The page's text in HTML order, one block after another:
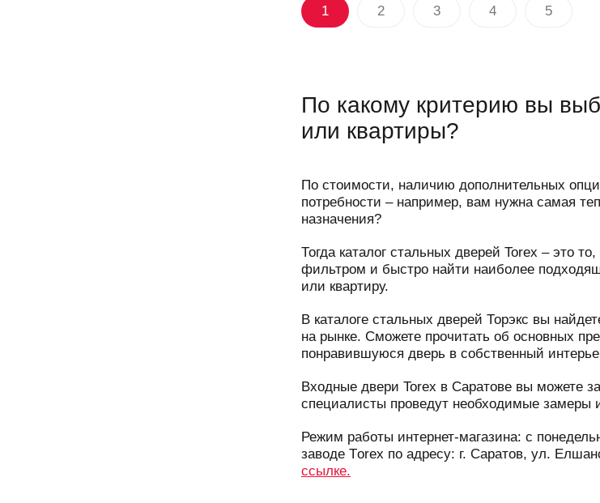
1 2 3 4 5
По какому критерию вы
или квартиры?
По стоимости, наличию дополнительных
потребности – например, вам нужна самая
назначения?
Тогда каталог стальных дверей Torex – это
фильтром и быстро найти наиболее
или квартиру.
В каталоге стальных дверей Торэкс вы
на рынке. Сможете прочитать об основных
понравившуюся дверь в собственный
Входные двери Torex в Саратове вы можете
специалисты проведут необходимые замеры
Режим работы интернет-магазина: с
заводе Tоrex по адресу: г. Саратов, ул.
ссылке.